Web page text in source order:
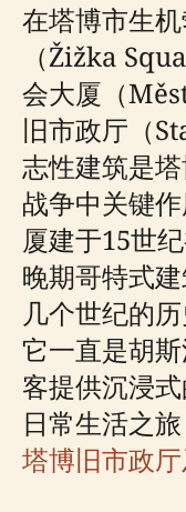
在塔博市生
（Žižka
会大厦（
旧市政厅（
志性建筑是
战争中关键
厦建于15世
晚期哥特式
几个世纪的
它一直是胡
客提供沉浸
日常生活之
塔博旧市政